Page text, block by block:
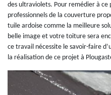
des ultraviolets. Pour remédier à ce
professionnels de la couverture
tuile ardoise comme la meilleure
belle image et votre toiture sera
ce travail nécessite le savoir-faire
la réalisation de ce projet à